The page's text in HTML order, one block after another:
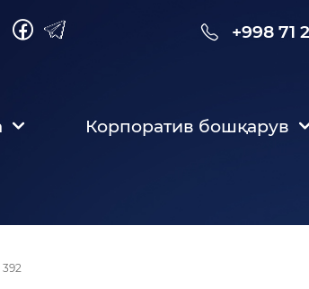
+998 71
Корпоратив бошқарув
392